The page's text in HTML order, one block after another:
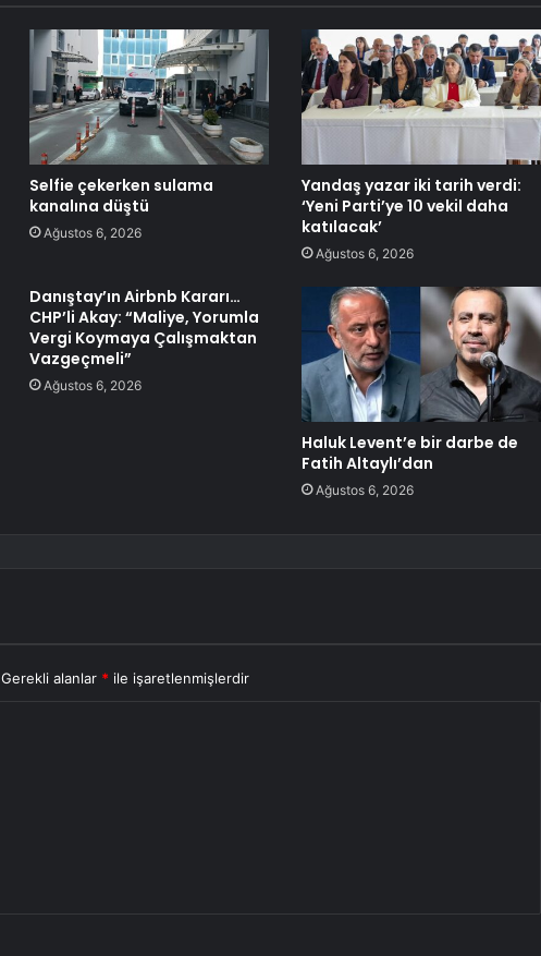
Selfie çekerken sulama
kanalına düştü
Ağustos 6, 2026
Yandaş yazar iki tarih verdi:
‘Yeni Parti’ye 10 vekil daha
katılacak’
Ağustos 6, 2026
Danıştay’ın Airbnb Kararı…
CHP’li Akay: “Maliye, Yorumla
Vergi Koymaya Çalışmaktan
Vazgeçmeli”
Ağustos 6, 2026
Haluk Levent’e bir darbe de
Fatih Altaylı’dan
Ağustos 6, 2026
Gerekli alanlar * ile işaretlenmişlerdir